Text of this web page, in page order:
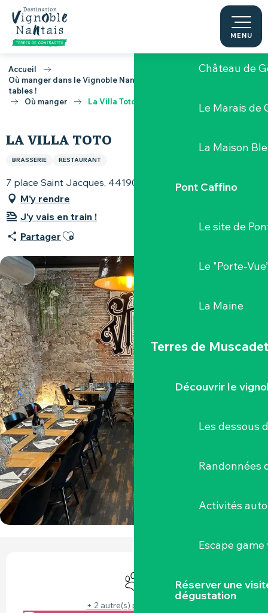
Aller
contenu
principal
MENU
Les bords de
Château de
Le Marais de
La Maison
Pont Caffino
Le site de
Le "Porte-
La Maine
Terres de Muscadet
Découvrir le
Les dessous
Randonnées
Activités
Escape
Réserver une
dégustation
Accueil
Où manger dans le Vignoble Nantais, toutes les bonnes adresses
tables !
Où manger
La Villa Toto
LA VILLA TOTO
BRASSERIE RESTAURANT
7 place Saint Jacques, 44190 Clisson
M'y rendre
J'y vais en train !
Partager Ajouter aux favoris
Animaux acceptés
+ 2 autre(s) prestation(s)